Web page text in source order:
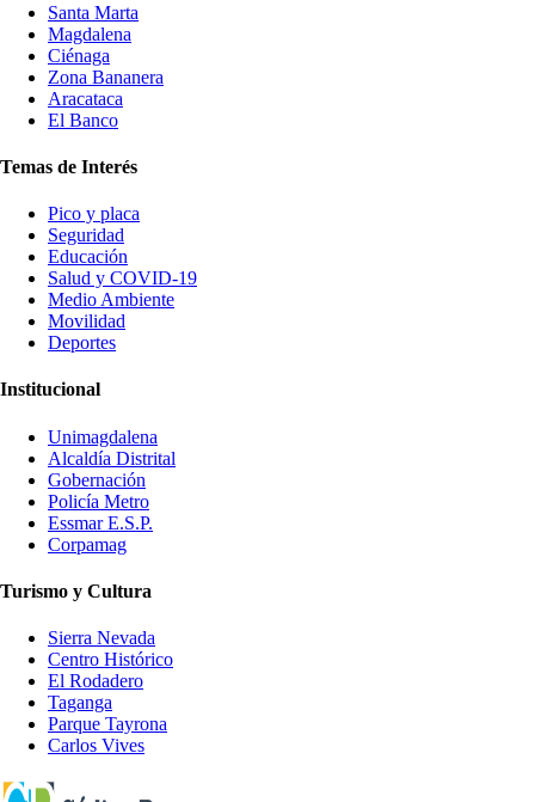
Santa Marta
Magdalena
Ciénaga
Zona Bananera
Aracataca
El Banco
Temas de Interés
Pico y placa
Seguridad
Educación
Salud y COVID-19
Medio Ambiente
Movilidad
Deportes
Institucional
Unimagdalena
Alcaldía Distrital
Gobernación
Policía Metro
Essmar E.S.P.
Corpamag
Turismo y Cultura
Sierra Nevada
Centro Histórico
El Rodadero
Taganga
Parque Tayrona
Carlos Vives